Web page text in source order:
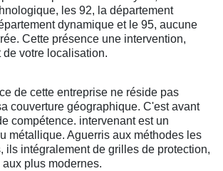
les 92, la département
dynamique et le 95, aucune
Cette présence une intervention,
votre localisation.
de cette entreprise ne réside pas
couverture géographique. C'est avant
compétence. intervenant est un
métallique. Aguerris aux méthodes les
ils intégralement de grilles de protection,
plus modernes.